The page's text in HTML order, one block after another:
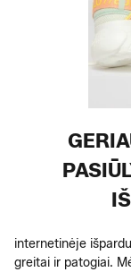
internetinėje
greitai ir patogiai.